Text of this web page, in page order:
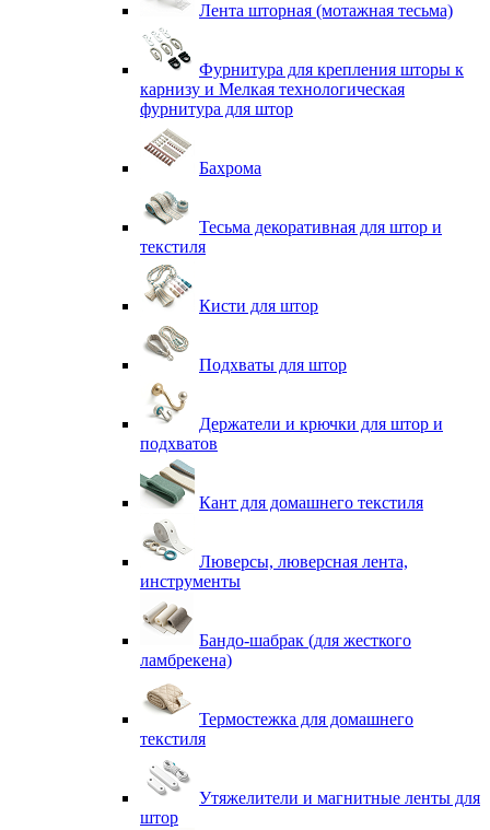
Лента шторная (мотажная тесьма)
Фурнитура для крепления шторы к
карнизу и Мелкая технологическая
фурнитура для штор
Бахрома
Тесьма декоративная для штор и
текстиля
Кисти для штор
Подхваты для штор
Держатели и крючки для штор и
подхватов
Кант для домашнего текстиля
Люверсы, люверсная лента,
инструменты
Бандо-шабрак (для жесткого
ламбрекена)
Термостежка для домашнего
текстиля
Утяжелители и магнитные ленты для
штор